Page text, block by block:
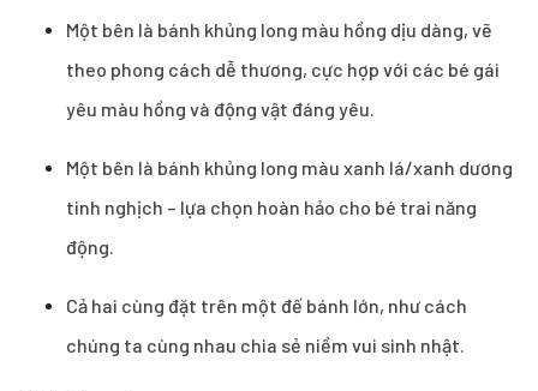
Một bên là bánh khủng long màu hồng dịu dàng, vẽ
theo phong cách dễ thương, cực hợp với các bé gái
yêu màu hồng và động vật đáng yêu.
Một bên là bánh khủng long màu xanh lá/xanh dương
tinh nghịch – lựa chọn hoàn hảo cho bé trai năng
động.
Cả hai cùng đặt trên một đế bánh lớn, như cách
chúng ta cùng nhau chia sẻ niềm vui sinh nhật.